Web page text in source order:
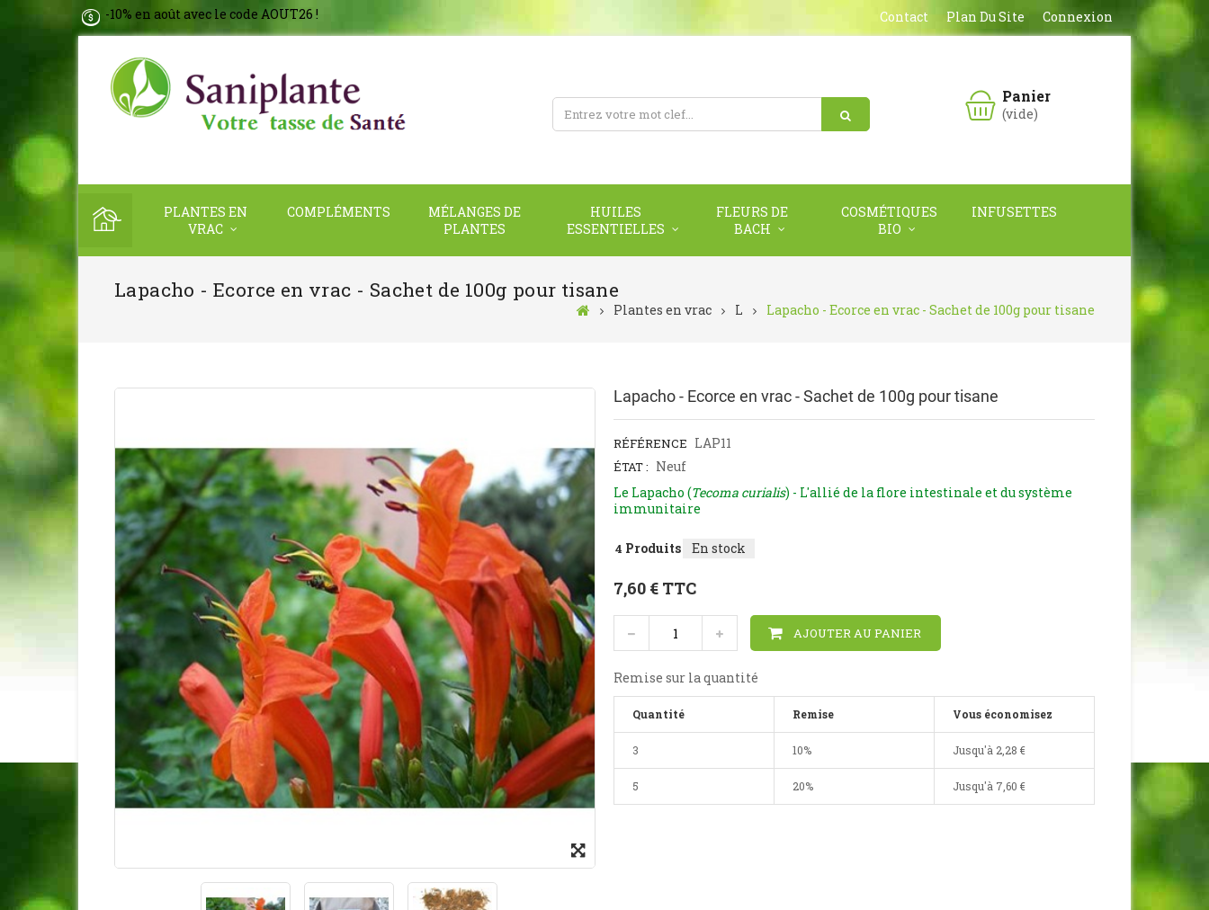
Connexion
Contact Plan Du Site
-10% en août avec le code AOUT26 !
Panier
(vide)
PLANTES EN
VRAC
COMPLÉMENTS
MÉLANGES DE
PLANTES
HUILES
ESSENTIELLES
FLEURS DE
BACH
COSMÉTIQUES
BIO
INFUSETTES
Lapacho - Ecorce en vrac - Sachet de 100g pour tisane
Plantes en vrac L Lapacho - Ecorce en vrac - Sachet de 100g pour tisane
Lapacho - Ecorce en vrac - Sachet de 100g pour tisane
RÉFÉRENCE LAP11
ÉTAT : Neuf
Le Lapacho (Tecoma curialis) - L'allié de la flore intestinale et du système
immunitaire
4 Produits En stock
7,60 € TTC
AJOUTER AU PANIER
Remise sur la quantité
Quantité Remise Vous économisez
3 10% Jusqu'à 2,28 €
5 20% Jusqu'à 7,60 €